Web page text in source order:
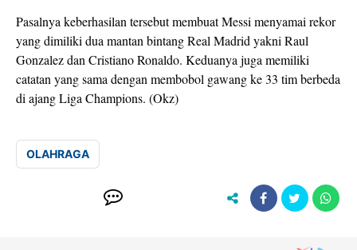
Pasalnya keberhasilan tersebut membuat Messi menyamai rekor
yang dimiliki dua mantan bintang Real Madrid yakni Raul
Gonzalez dan Cristiano Ronaldo. Keduanya juga memiliki
catatan yang sama dengan membobol gawang ke 33 tim berbeda
di ajang Liga Champions. (Okz)
OLAHRAGA